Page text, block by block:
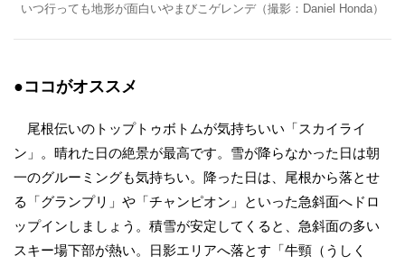
いつ行っても地形が面白いやまびこゲレンデ（撮影：Daniel Honda）
●ココがオススメ
尾根伝いのトップトゥボトムが気持ちいい「スカイライ
ン」。晴れた日の絶景が最高です。雪が降らなかった日は朝
一のグルーミングも気持ちい。降った日は、尾根から落とせ
る「グランプリ」や「チャンピオン」といった急斜面へドロ
ップインしましょう。積雪が安定してくると、急斜面の多い
スキー場下部が熱い。日影エリアへ落とす「牛頸（うしく